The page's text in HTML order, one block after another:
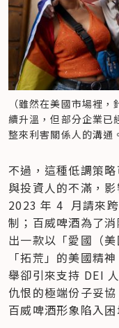
（雖然在美國市場裡
續升溫，但部分企業已
整來利害關係人的溝通
不過，這種低調策
與投資人的不滿，
2023 年 4  月請來
制；百威啤酒為了
出一款以「愛國（
「拓荒」的美國精
舉卻引來支持 DEI
仇恨的極端份子妥
百威啤酒形象陷入困